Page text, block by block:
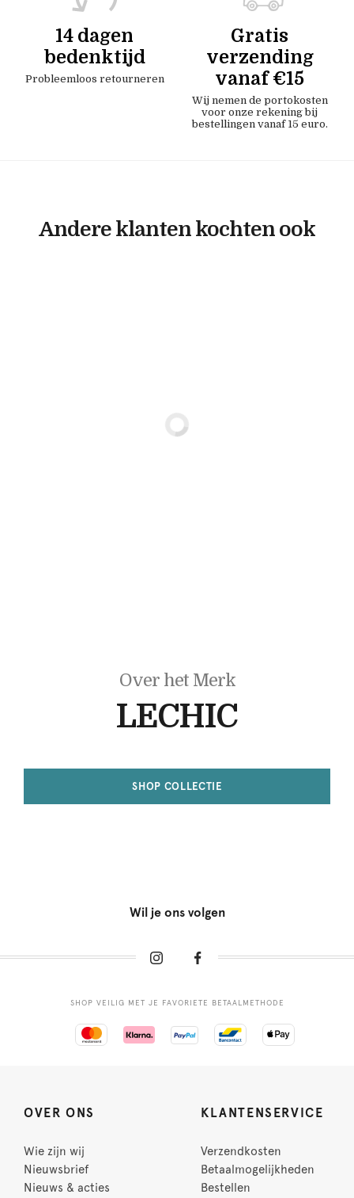
14 dagen
bedenktijd
Probleemloos retourneren
Gratis
verzending
vanaf €15
Wij nemen de portokosten
voor onze rekening bij
bestellingen vanaf 15 euro.
Andere klanten kochten ook
Over het Merk
LECHIC
SHOP COLLECTIE
Wil je ons volgen
SHOP VEILIG MET JE FAVORIETE BETAALMETHODE
OVER ONS
Wie zijn wij
Nieuwsbrief
Nieuws & acties
KLANTENSERVICE
Verzendkosten
Betaalmogelijkheden
Bestellen